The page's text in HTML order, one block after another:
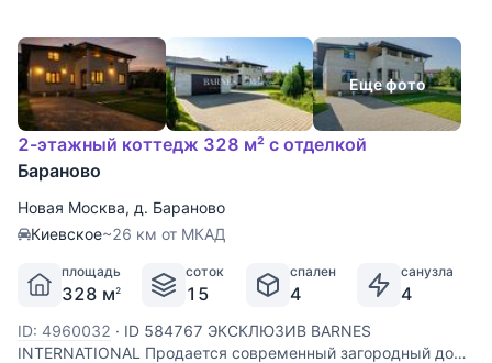
Еще фото
2-этажный коттедж 328 м² с отделкой
Бараново
Новая Москва, д. Бараново
Киевское~26 км от МКАД
площадь
328 м2
соток
15
спален
4
санузла
4
ID: 4960032 · ID 584767 ЭКСКЛЮЗИВ BARNES
INTERNATIONAL Продается современный загородный дом